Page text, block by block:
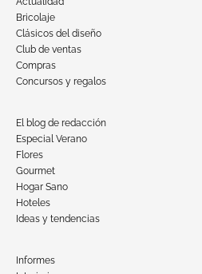
Bricolaje
Clásicos del diseño
Club de ventas
Compras
Concursos y regalos
El blog de redacción
Especial Verano
Flores
Gourmet
Hogar Sano
Hoteles
Ideas y tendencias
Informes